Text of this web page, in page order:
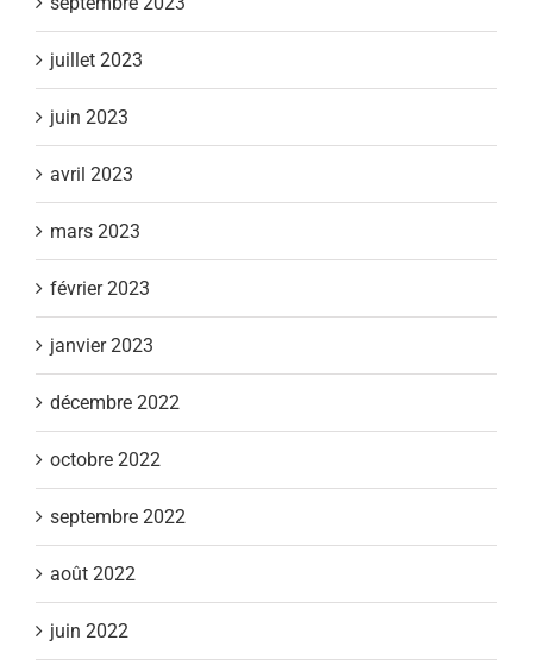
juillet 2023
juin 2023
avril 2023
mars 2023
février 2023
janvier 2023
décembre 2022
octobre 2022
septembre 2022
août 2022
juin 2022